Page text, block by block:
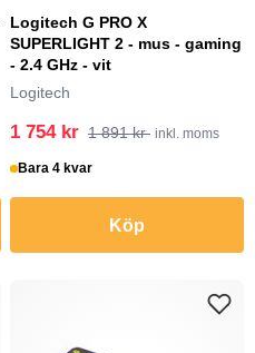
Logitech G PRO X
SUPERLIGHT 2 - mus - gaming
- 2.4 GHz - vit
Logitech
1 754 kr 1 891 kr inkl. moms
Bara 4 kvar
Köp